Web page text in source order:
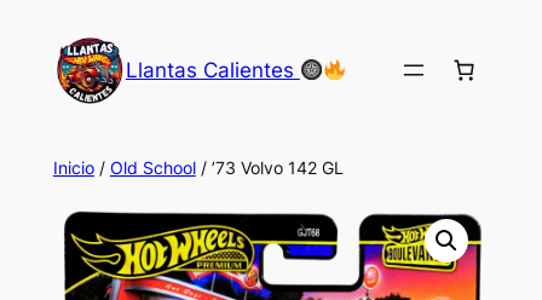
contenido
Llantas Calientes
Inicio/ Old School/ ’73 Volvo 142 GL